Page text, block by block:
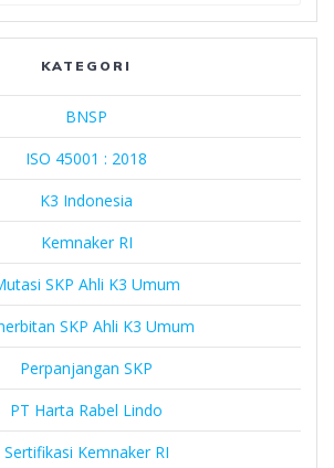
Rabel
KATEGORI
BNSP
ISO 45001 : 2018
K3 Indonesia
Kemnaker RI
SKP Ahli K3 Umum
SKP Ahli K3 Umum
Perpanjangan SKP
PT Harta Rabel Lindo
Sertifikasi Kemnaker RI